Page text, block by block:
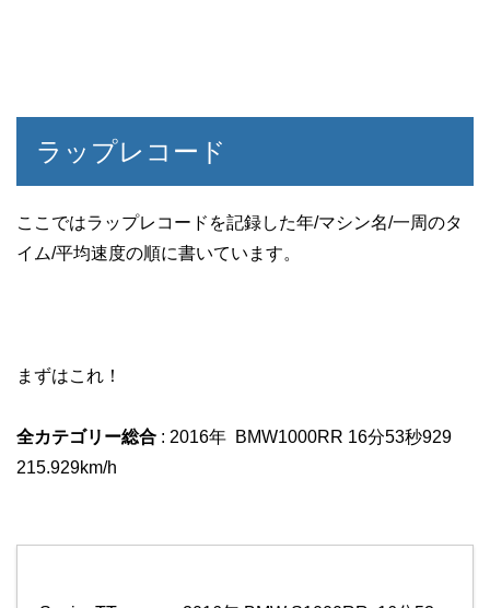
ラップレコード
ここではラップレコードを記録した年/マシン名/一周のタ
イム/平均速度の順に書いています。
まずはこれ！
全カテゴリー総合 : 2016年 BMW1000RR 16分53秒929
215.929km/h